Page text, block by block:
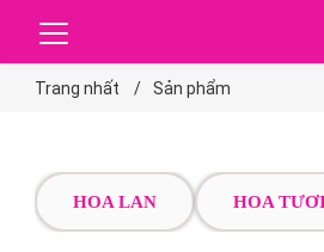
Trang nhất Sản phẩm
HOA LAN HOA